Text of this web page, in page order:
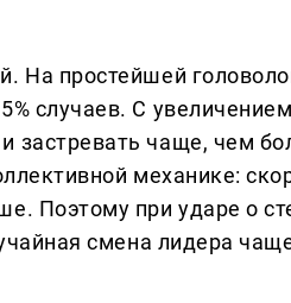
На простейшей
случаев. С
застревать чаще, чем
механике:
Поэтому при ударе о
смена лидера